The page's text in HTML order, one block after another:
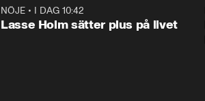
NÖJE • I DAG 10:42
Lasse Holm sätter plus på livet